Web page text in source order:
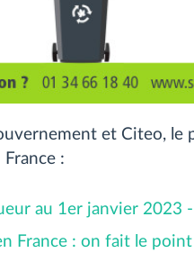
et Citeo, le
:
au 1er janvier 2023
France : on fait le